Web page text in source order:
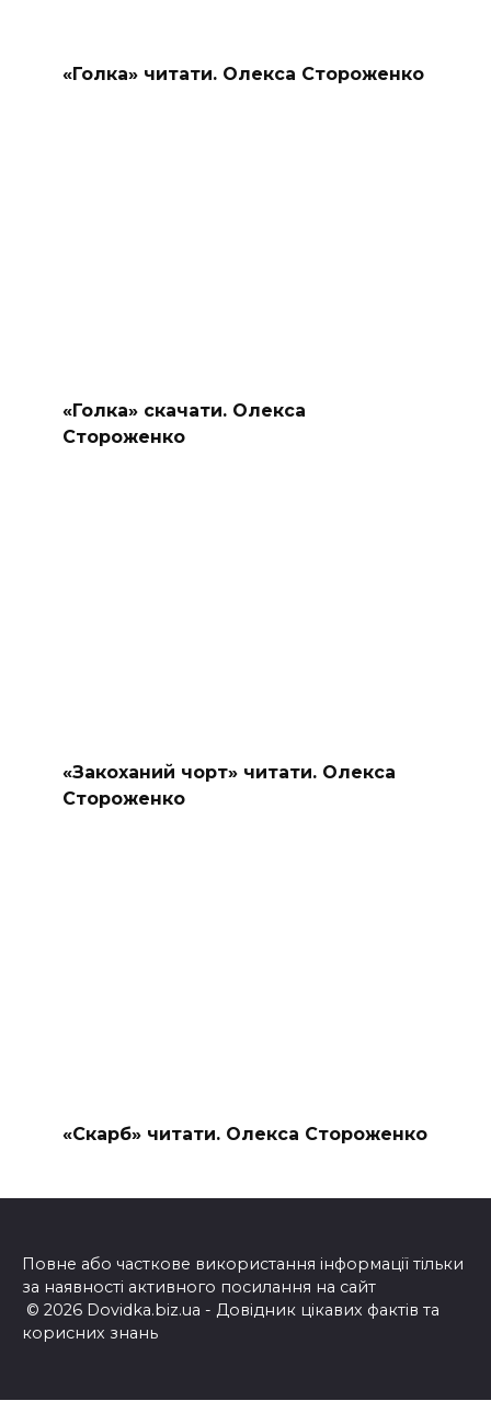
«Голка» читати. Олекса Стороженко
«Голка» скачати. Олекса
Стороженко
«Закоханий чорт» читати. Олекса
Стороженко
«Скарб» читати. Олекса Стороженко
Повне або часткове використання інформації тільки
за наявності активного посилання на сайт
© 2026 Dovidka.biz.ua - Довідник цікавих фактів та
корисних знань